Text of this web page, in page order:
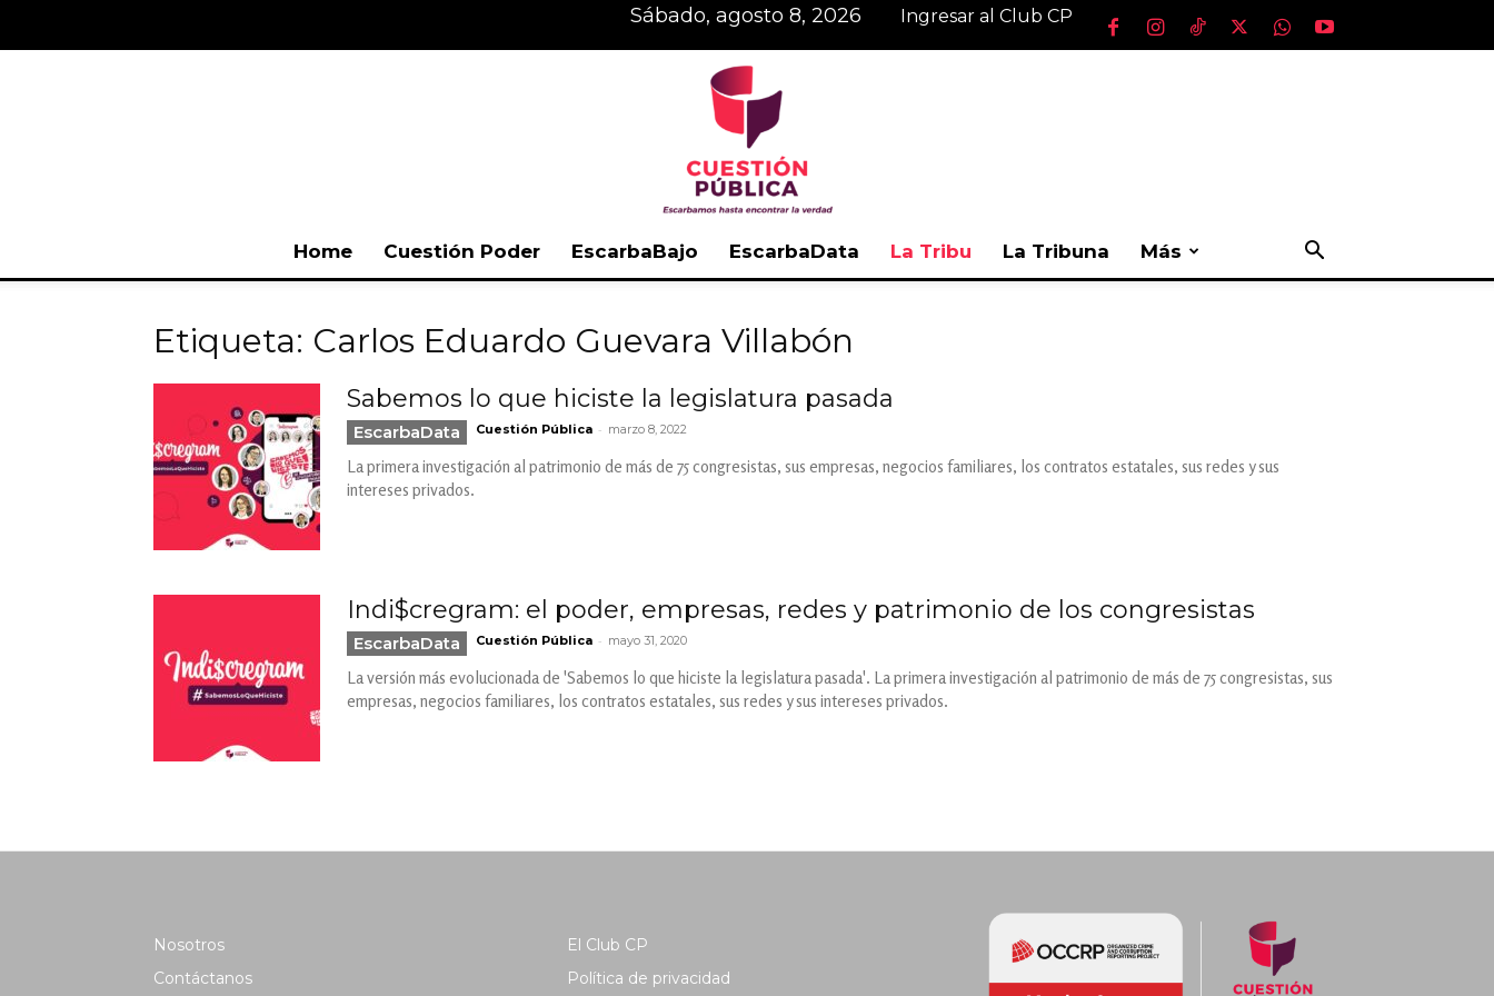
sábado, agosto 8, 2026 Ingresar al Club CP
Home Cuestión Poder EscarbaBajo EscarbaData La Tribu La Tribuna Más
Etiqueta: Carlos Eduardo Guevara Villabón
Sabemos lo que hiciste la legislatura pasada
EscarbaData Cuestión Pública - marzo 8, 2022
La primera investigación al patrimonio de más de 75 congresistas, sus empresas, negocios familiares, los contratos estatales, sus redes y sus
intereses privados.
Indi$cregram: el poder, empresas, redes y patrimonio de los congresistas
EscarbaData Cuestión Pública - mayo 31, 2020
La versión más evolucionada de 'Sabemos lo que hiciste la legislatura pasada'. La primera investigación al patrimonio de más de 75 congresistas, sus
empresas, negocios familiares, los contratos estatales, sus redes y sus intereses privados.
Nosotros
Contáctanos
El Club CP
Política de privacidad